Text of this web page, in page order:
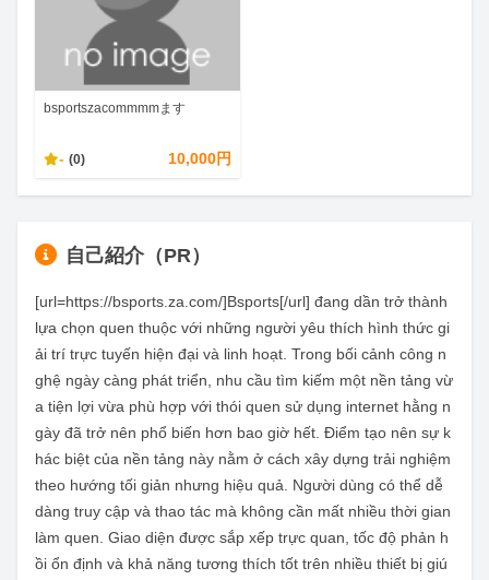
bsportszacommmmます
- (0) 10,000円
自己紹介（PR）
[url=https://bsports.za.com/]Bsports[/url] đang dần trở thành
lựa chọn quen thuộc với những người yêu thích hình thức gi
ải trí trực tuyến hiện đại và linh hoạt. Trong bối cảnh công n
ghệ ngày càng phát triển, nhu cầu tìm kiếm một nền tảng vừ
a tiện lợi vừa phù hợp với thói quen sử dụng internet hằng n
gày đã trở nên phổ biến hơn bao giờ hết. Điểm tạo nên sự k
hác biệt của nền tảng này nằm ở cách xây dựng trải nghiệm
theo hướng tối giản nhưng hiệu quả. Người dùng có thể dễ
dàng truy cập và thao tác mà không cần mất nhiều thời gian
làm quen. Giao diện được sắp xếp trực quan, tốc độ phản h
ồi ổn định và khả năng tương thích tốt trên nhiều thiết bị giú